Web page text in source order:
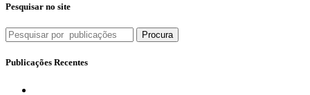
Pesquisar no site
Procura
Publicações Recentes